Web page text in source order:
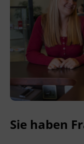
Deutsch und
Akademisches
Digitales Lernen
BFI Reutte
BFI Schwaz
Sie haben